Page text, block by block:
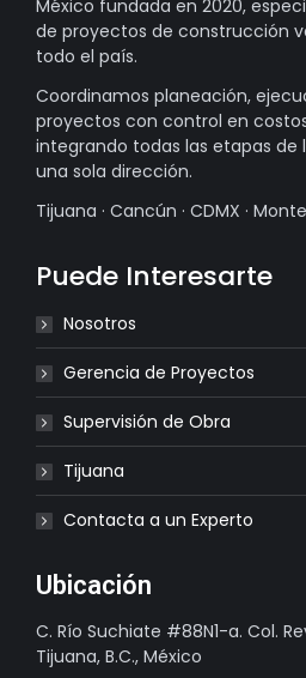
México fundada en 2020,
de proyectos de construcción
todo el país.
Coordinamos planeación,
proyectos con control en
integrando todas las etapas de
una sola dirección.
Tijuana · Cancún · CDMX ·
Puede Interesarte
Nosotros
Gerencia de Proyectos
Supervisión de Obra
Tijuana
Contacta a un Experto
Ubicación
C. Río Suchiate #88N1-a. Col.
Tijuana, B.C., México